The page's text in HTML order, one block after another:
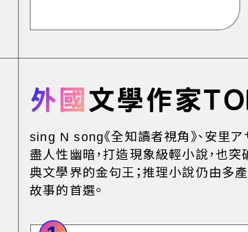
外國 文學作家
sing N song《全知讀者視角》、安里
盡人性幽暗，打造現象級輕小說，也突
典文學界的金句王；推理小說仍由多
故事的首選。